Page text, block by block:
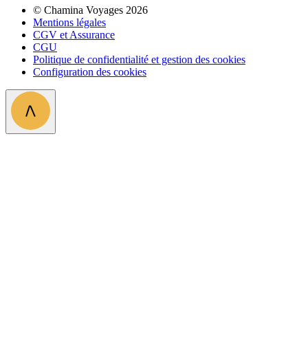
© Chamina Voyages 2026
Mentions légales
CGV et Assurance
CGU
Politique de confidentialité et gestion des cookies
Configuration des cookies